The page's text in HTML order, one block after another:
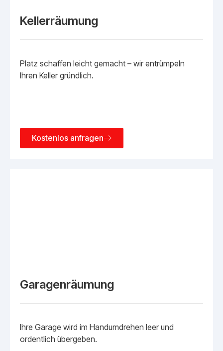
Kellerräumung
Platz schaffen leicht gemacht – wir entrümpeln
Ihren Keller gründlich.
Kostenlos anfragen
Garagenräumung
Ihre Garage wird im Handumdrehen leer und
ordentlich übergeben.